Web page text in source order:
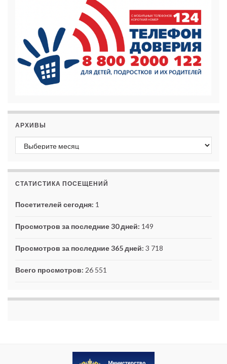
АРХИВЫ
Архивы
СТАТИСТИКА ПОСЕЩЕНИЙ
Посетителей сегодня: 1
Просмотров за последние 30 дней: 149
Просмотров за последние 365 дней: 3 718
Всего просмотров: 26 551